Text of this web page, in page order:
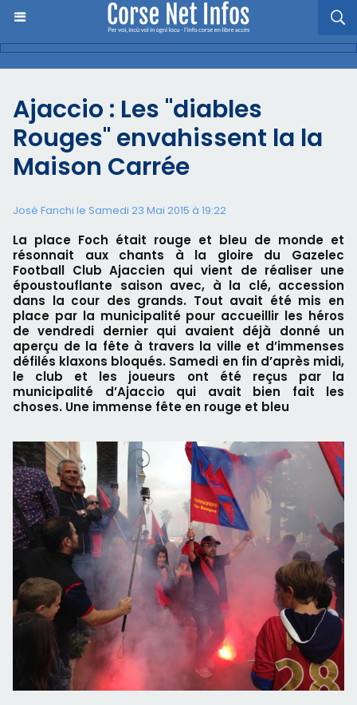
Ajaccio : Les "diables
Rouges" envahissent la la
Maison Carrée
José Fanchi le Samedi 23 Mai 2015 à 19:22
La place Foch était rouge et bleu de monde et
résonnait aux chants à la gloire du Gazelec
Football Club Ajaccien qui vient de réaliser une
époustouflante saison avec, à la clé, accession
dans la cour des grands. Tout avait été mis en
place par la municipalité pour accueillir les héros
de vendredi dernier qui avaient déjà donné un
aperçu de la fête à travers la ville et d’immenses
défilés klaxons bloqués. Samedi en fin d’après midi,
le club et les joueurs ont été reçus par la
municipalité d’Ajaccio qui avait bien fait les
choses. Une immense fête en rouge et bleu